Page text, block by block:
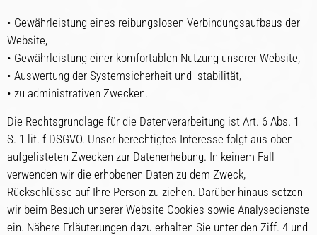
• Gewährleistung eines reibungslosen Verbindungsaufbaus der
Website,
• Gewährleistung einer komfortablen Nutzung unserer Website,
• Auswertung der Systemsicherheit und -stabilität,
• zu administrativen Zwecken.
Die Rechtsgrundlage für die Datenverarbeitung ist Art. 6 Abs. 1
S. 1 lit. f DSGVO. Unser berechtigtes Interesse folgt aus oben
aufgelisteten Zwecken zur Datenerhebung. In keinem Fall
verwenden wir die erhobenen Daten zu dem Zweck,
Rückschlüsse auf Ihre Person zu ziehen. Darüber hinaus setzen
wir beim Besuch unserer Website Cookies sowie Analysedienste
ein. Nähere Erläuterungen dazu erhalten Sie unter den Ziff. 4 und